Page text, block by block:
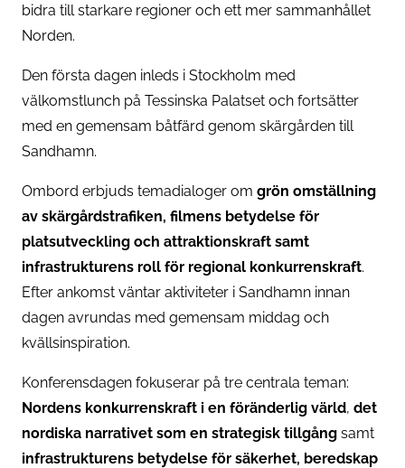
bidra till starkare regioner och ett mer sammanhållet
Norden.
Den första dagen inleds i Stockholm med
välkomstlunch på Tessinska Palatset och fortsätter
med en gemensam båtfärd genom skärgården till
Sandhamn.
Ombord erbjuds temadialoger om grön omställning
av skärgårdstrafiken, filmens betydelse för
platsutveckling och attraktionskraft samt
infrastrukturens roll för regional konkurrenskraft.
Efter ankomst väntar aktiviteter i Sandhamn innan
dagen avrundas med gemensam middag och
kvällsinspiration.
Konferensdagen fokuserar på tre centrala teman:
Nordens konkurrenskraft i en föränderlig värld, det
nordiska narrativet som en strategisk tillgång samt
infrastrukturens betydelse för säkerhet, beredskap